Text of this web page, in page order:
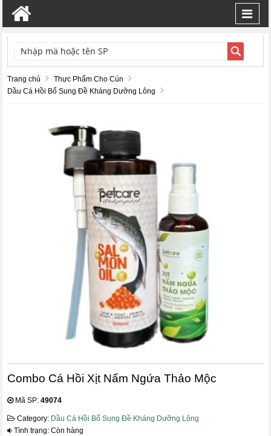
TÌM KIẾM
Trang chủ
Thực Phẩm Cho Cún
Dầu Cá Hồi Bổ Sung Đề Kháng Dưỡng Lông
Combo Cá Hồi Xịt Nấm Ngứa Thảo Mộc
Mã SP:49074
Category: Dầu Cá Hồi Bổ Sung Đề Kháng Dưỡng Lông
Tình trạng: Còn hàng